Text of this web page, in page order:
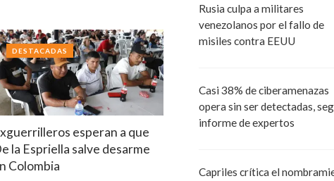
esperan a que
la Espriella salve desarme
Colombia
DESTACADAS
Rusia culpa a militares
venezolanos por el fallo de
misiles contra EEUU
Casi 38% de ciberamenazas
opera sin ser detectadas,
informe de expertos
Capriles crítica el